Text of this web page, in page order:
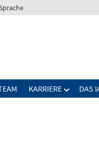
KARRIERE DAS